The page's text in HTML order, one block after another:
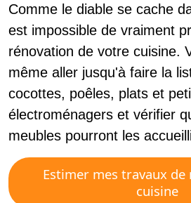
Comme le diable se cache
est impossible de vraiment
rénovation de votre cuisine.
même aller jusqu'à faire la
cocottes, poêles, plats et
électroménagers et vérifier
meubles pourront les
Estimer mes travaux
cuisine